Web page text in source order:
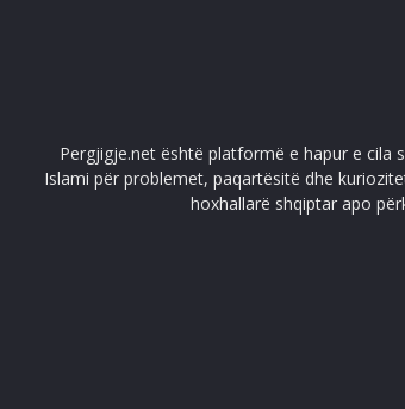
Pergjigje.net është platformë e hapur e
Islami për problemet, paqartësitë dhe
hoxhallarë shqiptar apo